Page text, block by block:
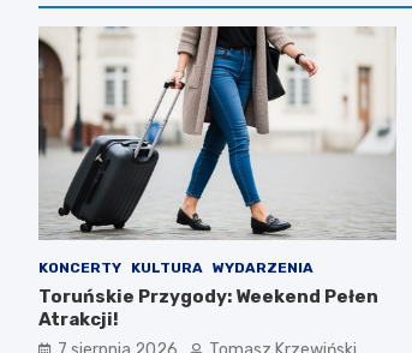
KONCERTY KULTURA WYDARZENIA
Toruńskie Przygody: Weekend Pełen
Atrakcji!